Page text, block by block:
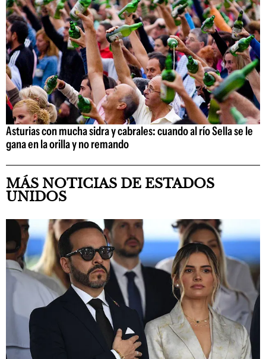
Asturias con mucha sidra y cabrales: cuando al río Sella se le
gana en la orilla y no remando
MÁS NOTICIAS DE ESTADOS
UNIDOS